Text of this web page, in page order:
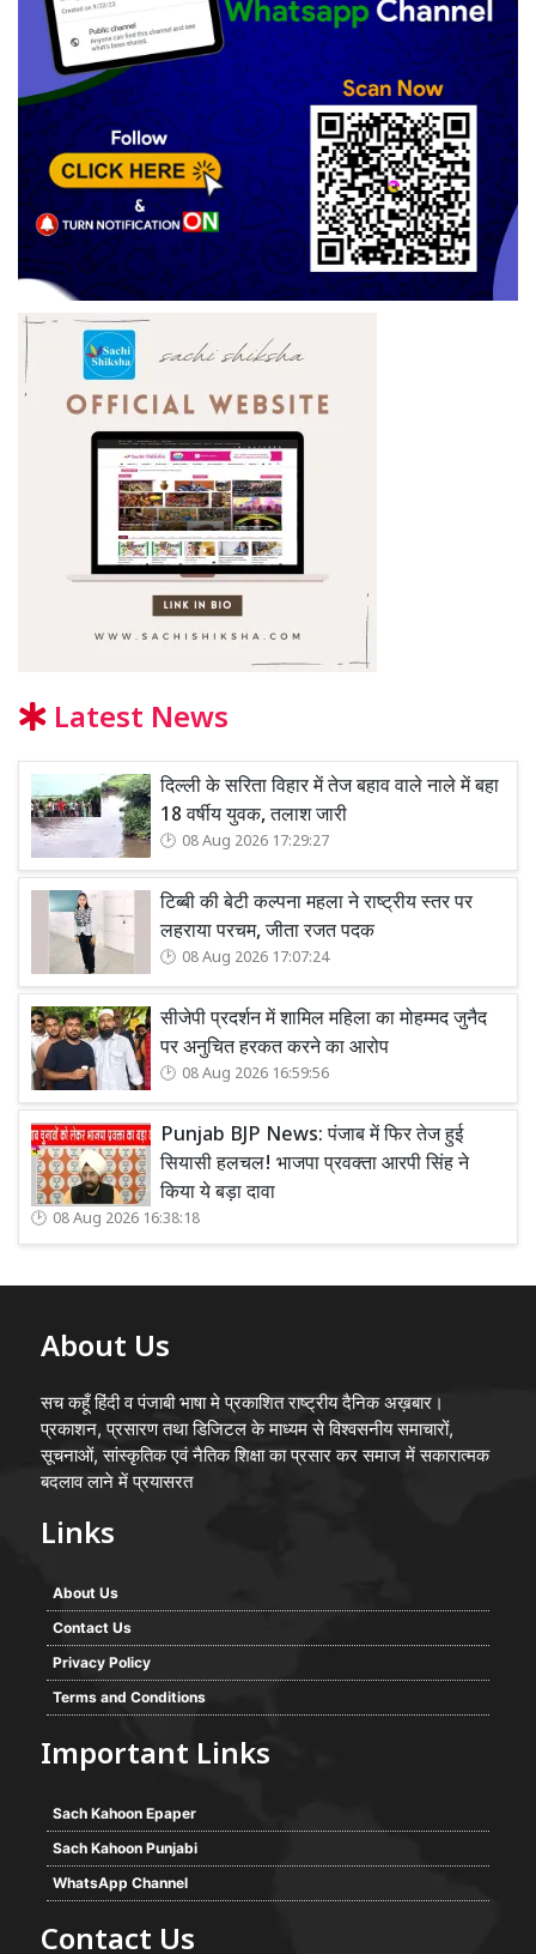
Latest News
दिल्ली के सरिता विहार में तेज बहाव वाले नाले में बहा
18 वर्षीय युवक, तलाश जारी
08 Aug 2026 17:29:27
टिब्बी की बेटी कल्पना महला ने राष्ट्रीय स्तर पर
लहराया परचम, जीता रजत पदक
08 Aug 2026 17:07:24
सीजेपी प्रदर्शन में शामिल महिला का मोहम्मद जुनैद
पर अनुचित हरकत करने का आरोप
08 Aug 2026 16:59:56
Punjab BJP News: पंजाब में फिर तेज हुई
सियासी हलचल! भाजपा प्रवक्ता आरपी सिंह ने
किया ये बड़ा दावा
08 Aug 2026 16:38:18
About Us
सच कहूँ हिंदी व पंजाबी भाषा मे प्रकाशित राष्ट्रीय दैनिक अख़बार।
प्रकाशन, प्रसारण तथा डिजिटल के माध्यम से विश्वसनीय समाचारों,
सूचनाओं, सांस्कृतिक एवं नैतिक शिक्षा का प्रसार कर समाज में सकारात्मक
बदलाव लाने में प्रयासरत
Links
About Us
Contact Us
Privacy Policy
Terms and Conditions
Important Links
Sach Kahoon Epaper
Sach Kahoon Punjabi
WhatsApp Channel
Contact Us